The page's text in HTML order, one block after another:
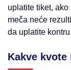
uplatite tiket,
meča neće
da uplatite kontru.
Kakve